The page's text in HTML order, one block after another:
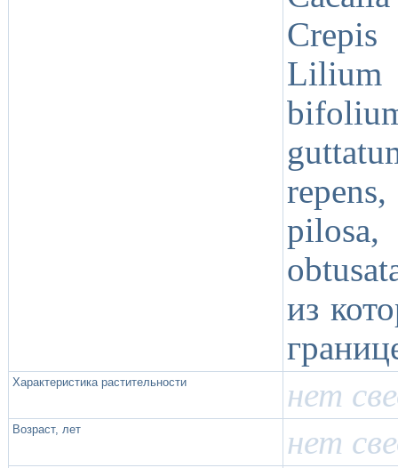
Crepis
Lilium
из
Характеристика растительности нет
Возраст, лет нет